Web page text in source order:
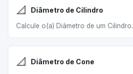
📐 Diâmetro de Cilindro
Calcule o(a) Diâmetro de um Cilindro.
📐 Diâmetro de Cone